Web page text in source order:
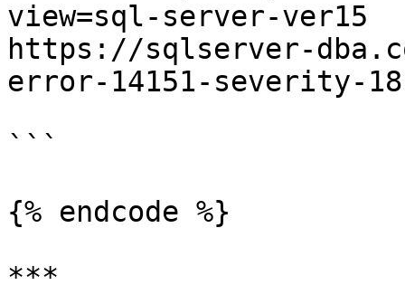
view=sql-server-ver15
https://sqlserver-
error-14151-severity-
```
{% endcode %}
***